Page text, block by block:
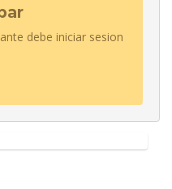
debe iniciar sesion